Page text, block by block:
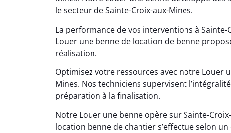
le secteur de Sainte-Croix-aux-Mines.
La performance de vos interventions à
Louer une benne de location de benne
réalisation.
Optimisez votre ressources avec notre Louer
Mines. Nos techniciens supervisent
préparation à la finalisation.
Notre Louer une benne opère sur Sainte-
location benne de chantier s’effectue selon